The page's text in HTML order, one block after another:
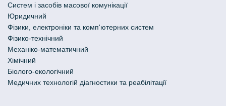
Систем і засобів масової комунікації
Юридичний
Фізики, електроніки та комп'ютерних систем
Фізико-технічний
Механіко-математичний
Хімічний
Біолого-екологічний
Медичних технологій діагностики та реабілітації